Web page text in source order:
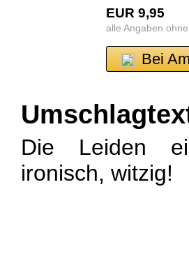
EUR 9,95
alle Angaben
Bei
Die Leiden
ironisch, witzig!